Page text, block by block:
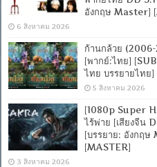
อังกฤษ Master]
6 สิงหาคม 2026
ก้านกล้วย
[พากย์:ไทย]
ไทย บรรยายไทย
5 สิงหาคม 2026
[1080p Super
ไร้พ่าย [เสียงจีน
[บรรยาย: อังกฤ
[MASTER]
3 สิงหาคม 2026